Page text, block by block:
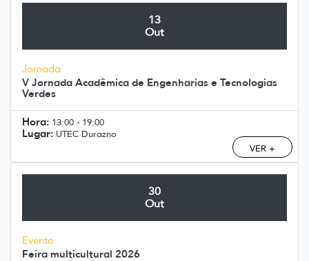
13
Out
Jornada
V Jornada Acadêmica de Engenharias e Tecnologias
Verdes
Hora: 13:00 - 19:00
Lugar: UTEC Durazno
VER +
30
Out
Evento
Feira multicultural 2026